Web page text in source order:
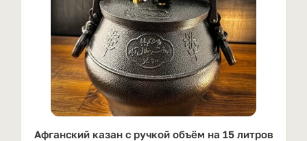
Афганский казан с ручкой oбъём на 15 литров